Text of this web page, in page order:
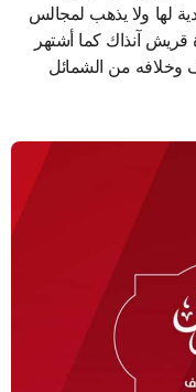
لها ولا يذهب لمجالس
آنذاك كما أشتهر
وخلافه من الشمائل